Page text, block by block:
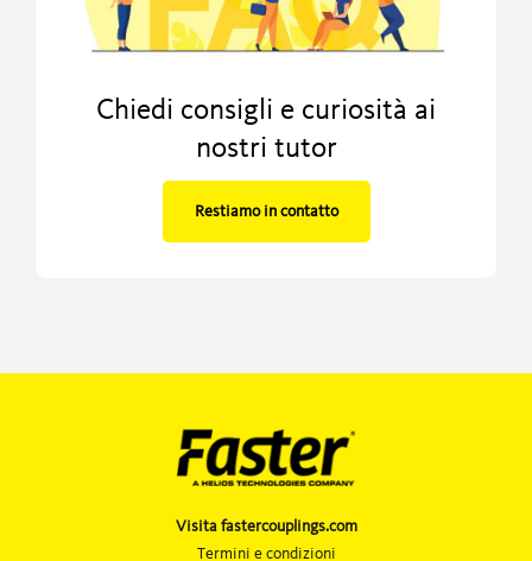
Chiedi consigli e curiosità ai
nostri tutor
Restiamo in contatto
Visita fastercouplings.com
Termini e condizioni